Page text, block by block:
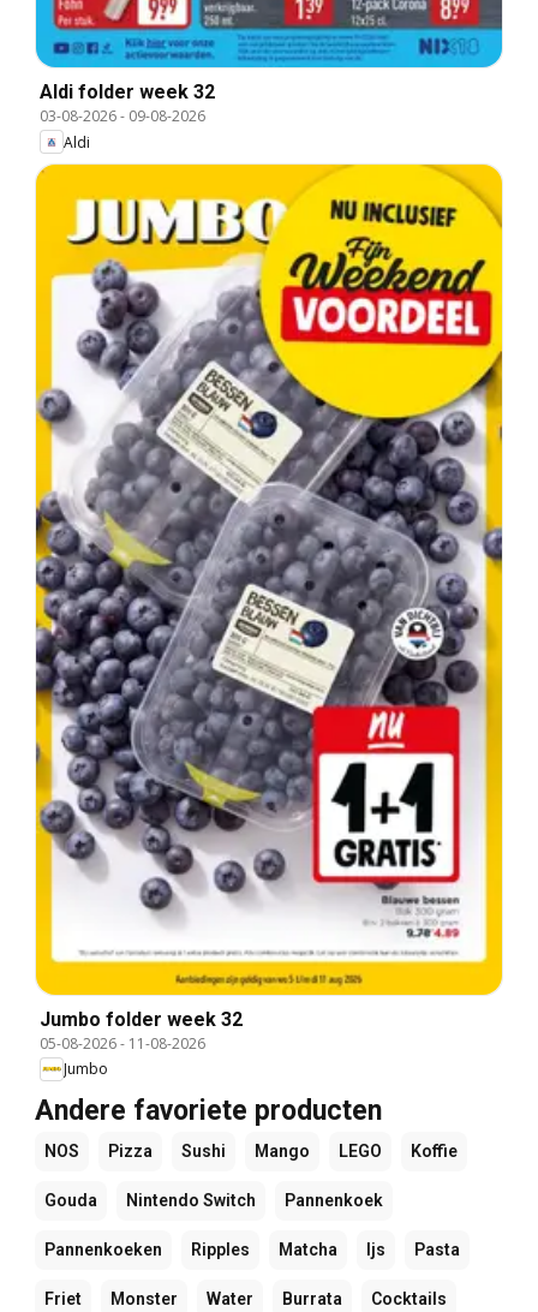
Aldi folder week 32
03-08-2026- 09-08-2026
Aldi
Jumbo folder week 32
05-08-2026- 11-08-2026
Jumbo
Andere favoriete producten
NOS Pizza Sushi Mango LEGO Koffie
Gouda Nintendo Switch Pannenkoek
Pannenkoeken Ripples Matcha Ijs Pasta
Friet Monster Water Burrata Cocktails